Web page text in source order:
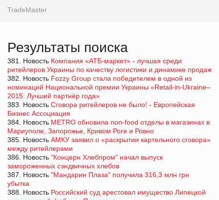
TradeMaster
Результаты поиска
381. Новость Компания «АТБ-маркет» - лучшая среди
ритейлеров Украины по качеству логистики и динамике продаж
382. Новость Fozzy Group стала победителем в одной из
номинаций Национальной премии Украины «Retail-in-Ukraine–
2015: Лучший партнёр года»
383. Новость Сговора ритейлеров не было! - Европейская
Бизнес Ассоциация
384. Новость METRO обновила non-food отделы в магазинах в
Мариуполе, Запорожье, Кривом Роге и Ровно
385. Новость АМКУ заявил о «раскрытии картельного сговора»
между ритейлерами
386. Новость "Концерн Хлебпром" начал выпуск
замороженных сэндвичных хлебов
387. Новость "Мандарин Плаза" получила 316,3 млн грн
убытка
388. Новость Российский суд арестовал имущество Липецкой